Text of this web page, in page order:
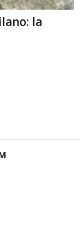
la